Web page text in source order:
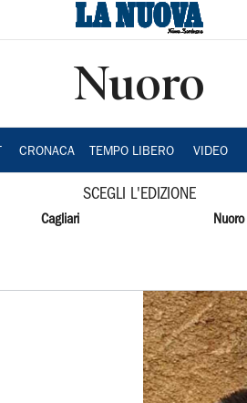
Nuoro
CRONACA TEMPO LIBERO VIDEO
SCEGLI L'EDIZIONE
Cagliari Nuoro